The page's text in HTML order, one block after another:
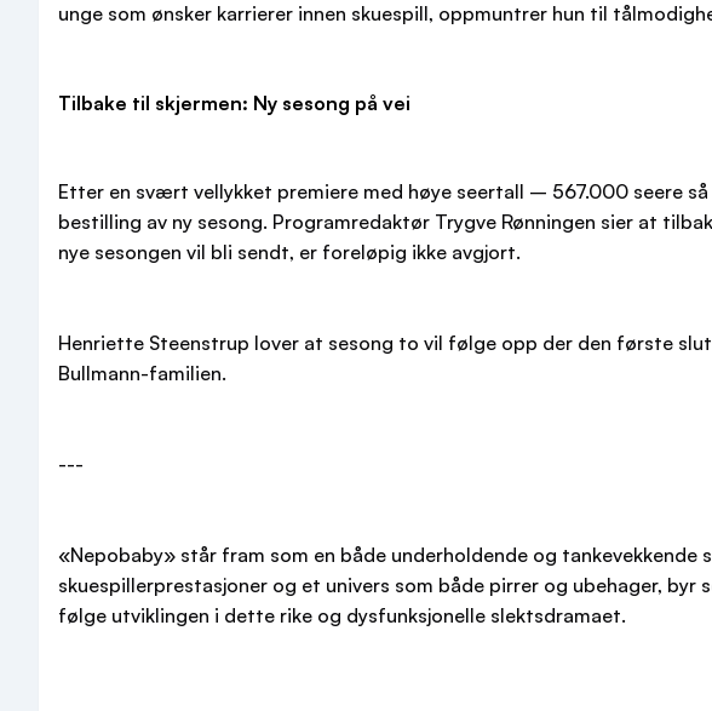
unge som ønsker karrierer innen skuespill, oppmuntrer hun til
Tilbake til skjermen: Ny sesong på vei
Etter en svært vellykket premiere med høye seertall – 567.000 seere
bestilling av ny sesong. Programredaktør Trygve Rønningen sier at
nye sesongen vil bli sendt, er foreløpig ikke avgjort.
Henriette Steenstrup lover at sesong to vil følge opp der den første
Bullmann-familien.
---
«Nepobaby» står fram som en både underholdende og
skuespillerprestasjoner og et univers som både pirrer og ubehager,
følge utviklingen i dette rike og dysfunksjonelle slektsdramaet.